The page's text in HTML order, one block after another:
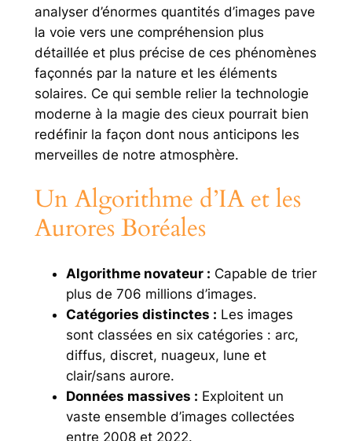
analyser d’énormes quantités d’images pave
la voie vers une compréhension plus
détaillée et plus précise de ces phénomènes
façonnés par la nature et les éléments
solaires. Ce qui semble relier la technologie
moderne à la magie des cieux pourrait bien
redéfinir la façon dont nous anticipons les
merveilles de notre atmosphère.
Un Algorithme d’IA et les
Aurores Boréales
Algorithme novateur : Capable de trier
plus de 706 millions d’images.
Catégories distinctes : Les images
sont classées en six catégories : arc,
diffus, discret, nuageux, lune et
clair/sans aurore.
Données massives : Exploitent un
vaste ensemble d’images collectées
entre 2008 et 2022.